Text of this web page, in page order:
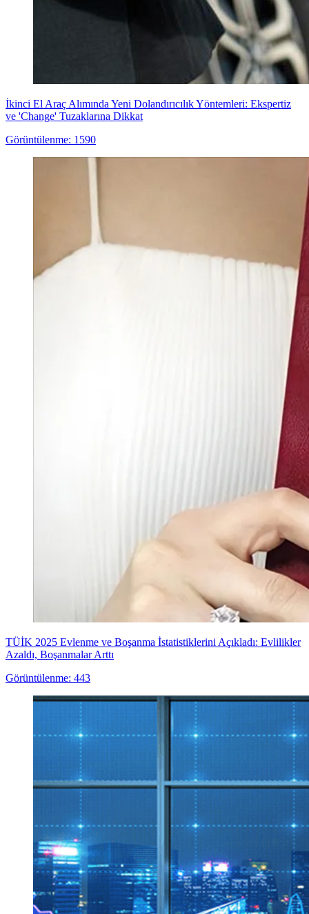
İkinci El Araç Alımında Yeni Dolandırıcılık Yöntemleri: Ekspertiz
ve 'Change' Tuzaklarına Dikkat
Görüntülenme: 1590
TÜİK 2025 Evlenme ve Boşanma İstatistiklerini Açıkladı: Evlilikler
Azaldı, Boşanmalar Arttı
Görüntülenme: 443